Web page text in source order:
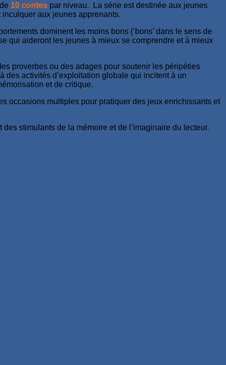
10 contes par niveau. La série est destinée aux jeunes
aux jeunes apprenants.
dominent les moins bons (‘bons’ dans le sens de
qui aideront les jeunes à mieux se comprendre et à mieux
proverbes ou des adages pour soutenir les péripéties
des activités d’exploitation globale qui incitent à un
et de critique.
occasions multiples pour pratiquer des jeux enrichissants et
stimulants de la mémoire et de l’imaginaire du lecteur.